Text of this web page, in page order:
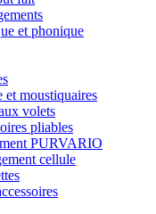
et phonique
et moustiquaires
volets
pliables
PURVARIO
cellule